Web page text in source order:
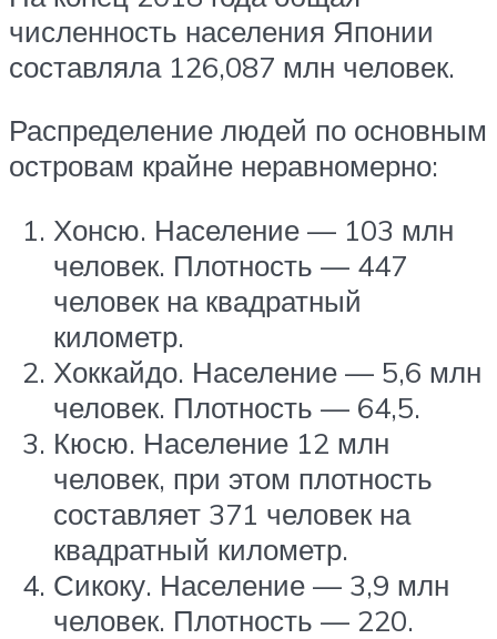
численность населения Японии
составляла 126,087 млн человек.
Распределение людей по основным
островам крайне неравномерно:
Хонсю. Население — 103 млн
человек. Плотность — 447
человек на квадратный
километр.
Хоккайдо. Население — 5,6 млн
человек. Плотность — 64,5.
Кюсю. Население 12 млн
человек, при этом плотность
составляет 371 человек на
квадратный километр.
Сикоку. Население — 3,9 млн
человек. Плотность — 220.